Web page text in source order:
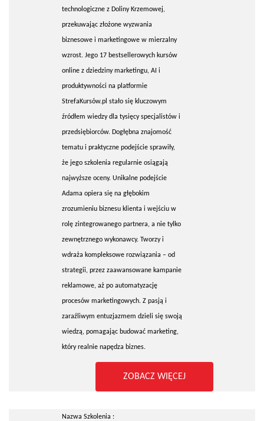
technologiczne z Doliny Krzemowej,
przekuwając złożone wyzwania
biznesowe i marketingowe w mierzalny
wzrost. Jego 17 bestsellerowych kursów
online z dziedziny marketingu, AI i
produktywności na platformie
StrefaKursów.pl stało się kluczowym
źródłem wiedzy dla tysięcy specjalistów i
przedsiębiorców. Dogłębna znajomość
tematu i praktyczne podejście sprawiły,
że jego szkolenia regularnie osiągają
najwyższe oceny. Unikalne podejście
Adama opiera się na głębokim
zrozumieniu biznesu klienta i wejściu w
rolę zintegrowanego partnera, a nie tylko
zewnętrznego wykonawcy. Tworzy i
wdraża kompleksowe rozwiązania – od
strategii, przez zaawansowane kampanie
reklamowe, aż po automatyzację
procesów marketingowych. Z pasją i
zaraźliwym entuzjazmem dzieli się swoją
wiedzą, pomagając budować marketing,
który realnie napędza biznes.
ZOBACZ WIĘCEJ
Nazwa Szkolenia :